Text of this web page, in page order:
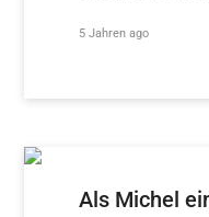
5 Jahren ago
Als Michel